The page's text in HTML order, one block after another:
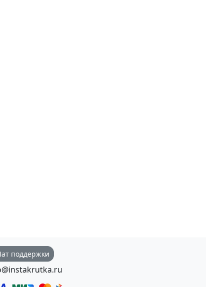
поддержки